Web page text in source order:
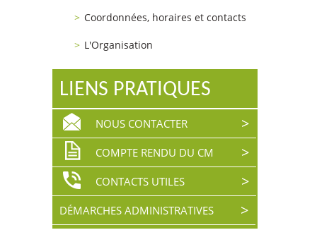
Coordonnées, horaires et contacts
L'Organisation
LIENS PRATIQUES
NOUS CONTACTER
COMPTE RENDU DU CM
CONTACTS UTILES
DÉMARCHES ADMINISTRATIVES